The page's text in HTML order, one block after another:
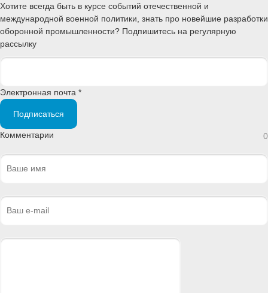
Хотите всегда быть в курсе событий отечественной и
международной военной политики, знать про новейшие разработки
оборонной промышленности? Подпишитесь на регулярную
рассылку
Электронная почта *
Подписаться
Комментарии 0